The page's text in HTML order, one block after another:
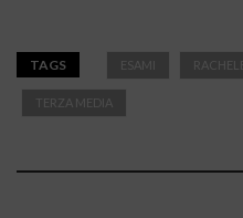
TAGS ESAMI RACHELE
TERZA MEDIA